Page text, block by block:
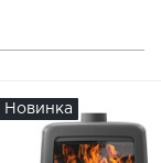
Новинка